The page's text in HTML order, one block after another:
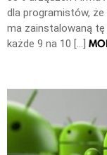
dla programistów,
ma zainstalowaną
każde 9 na 10 […]